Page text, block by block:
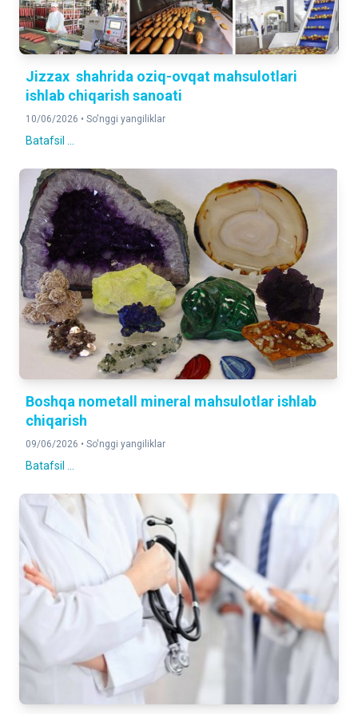
Jizzax shahrida oziq-ovqat mahsulotlari
ishlab chiqarish sanoati
10/06/2026 • So'nggi yangiliklar
Batafsil ...
Boshqa nometall mineral mahsulotlar ishlab
chiqarish
09/06/2026 • So'nggi yangiliklar
Batafsil ...